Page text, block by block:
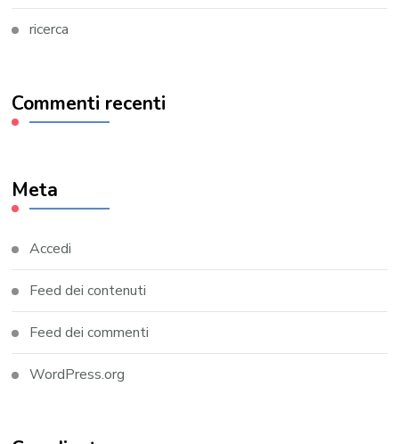
ricerca
Commenti recenti
Meta
Accedi
Feed dei contenuti
Feed dei commenti
WordPress.org